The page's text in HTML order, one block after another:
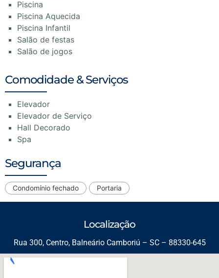
Piscina
Piscina Aquecida
Piscina Infantil
Salão de festas
Salão de jogos
Comodidade & Serviços
Elevador
Elevador de Serviço
Hall Decorado
Spa
Segurança
Condomínio fechado Portaria
Localização
Rua 300, Centro, Balneário Camboriú – SC – 88330-645